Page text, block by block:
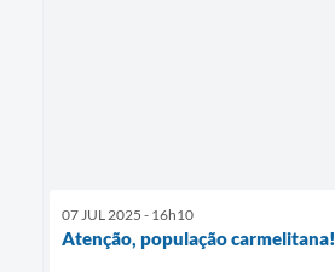
07 JUL 2025 - 16h10
Atenção, população carmelitana!